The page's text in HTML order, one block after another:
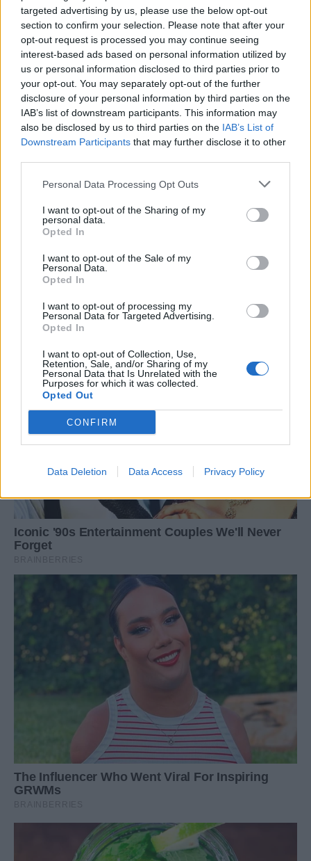
targeted advertising by us, please use the below opt-out
section to confirm your selection. Please note that after your
opt-out request is processed you may continue seeing
interest-based ads based on personal information utilized by
us or personal information disclosed to third parties prior to
your opt-out. You may separately opt-out of the further
disclosure of your personal information by third parties on the
IAB’s list of downstream participants. This information may
also be disclosed by us to third parties on the IAB’s List of
Downstream Participants that may further disclose it to other
Personal Data Processing Opt Outs
I want to opt-out of the Sharing of my
personal data.
Opted In
I want to opt-out of the Sale of my
Personal Data.
Opted In
I want to opt-out of processing my
Personal Data for Targeted Advertising.
Opted In
I want to opt-out of Collection, Use,
Retention, Sale, and/or Sharing of my
Personal Data that Is Unrelated with the
Purposes for which it was collected.
Opted Out
CONFIRM
Data Deletion Data Access Privacy Policy